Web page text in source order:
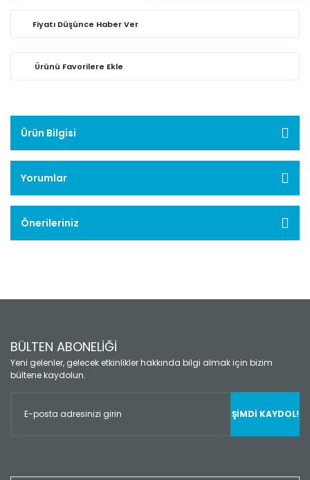
Fiyatı Düşünce Haber Ver
Ürün Bilgisi
Yorumlar
Önerileriniz
BÜLTEN ABONELİĞİ
Yeni gelenler, gelecek etkinlikler hakkında bilgi almak için bizim
bültene kaydolun.
ŞİMDİ KAYDOL!